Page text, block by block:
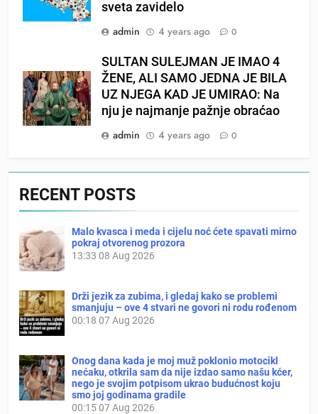
sveta zavidelo
admin
4 years ago 0
SULTAN SULEJMAN JE IMAO 4
ŽENE, ALI SAMO JEDNA JE BILA
UZ NJEGA KAD JE UMIRAO: Na
nju je najmanje pažnje obraćao
admin
4 years ago 0
RECENT POSTS
Malo kvasca i meda i cijelu noć ćete spavati mirno
pokraj otvorenog prozora
13:33 08 Aug 2026
Drži jezik za zubima, i gledaj kako se problemi
smanjuju – ove 4 stvari ne govori ni rodu rođenom
00:18 07 Aug 2026
Onog dana kada je moj muž poklonio motocikl
nećaku, otkrila sam da nije izdao samo našu kćer,
nego je svojim potpisom ukrao budućnost koju
smo joj godinama gradile
00:1507 Aug 2026